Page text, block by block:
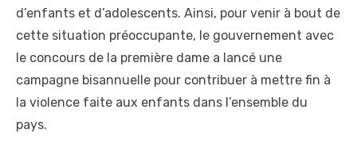
d’enfants et d’adolescents. Ainsi, pour venir à bout de
cette situation préoccupante, le gouvernement avec
le concours de la première dame a lancé une
campagne bisannuelle pour contribuer à mettre fin à
la violence faite aux enfants dans l’ensemble du
pays.